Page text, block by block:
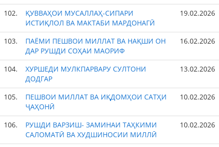
102.
ҚУВВАҲОИ МУСАЛЛАҲ-СИПАРИ
ИСТИҚЛОЛ ВА МАКТАБИ МАРДОНАГӢ
19.02.2026
103.
ПАЁМИ ПЕШВОИ МИЛЛАТ ВА НАҚШИ ОН
ДАР РУШДИ СОҲАИ МАОРИФ
16.02.2026
104.
ХУРШЕДИ МУЛКПАРВАРУ СУЛТОНИ
ДОДГАР
13.02.2026
105.
ПЕШВОИ МИЛЛАТ ВА ИҚДОМҲОИ САТҲИ
ҶАҲОНӢ
10.02.2026
106.
РУШДИ ВАРЗИШ- ЗАМИНАИ ТАҲКИМИ
САЛОМАТӢ ВА ХУДШИНОСИИ МИЛЛӢ
10.02.2026